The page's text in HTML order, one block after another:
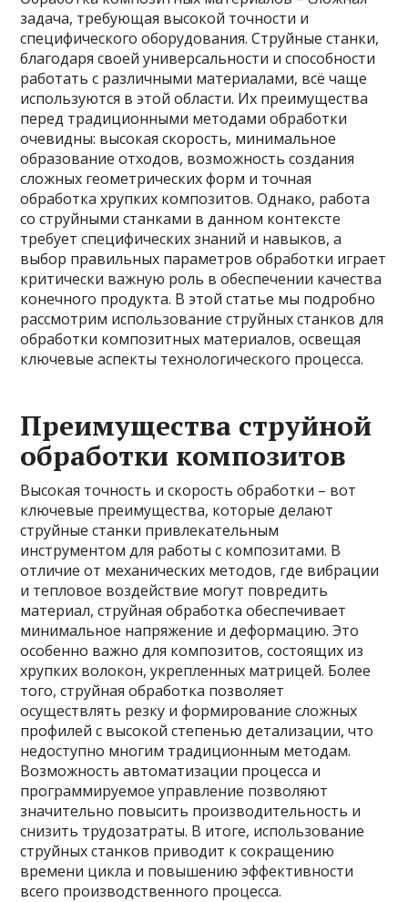
задача, требующая высокой точности и
специфического оборудования. Струйные станки,
благодаря своей универсальности и способности
работать с различными материалами, всё чаще
используются в этой области. Их преимущества
перед традиционными методами обработки
очевидны: высокая скорость, минимальное
образование отходов, возможность создания
сложных геометрических форм и точная
обработка хрупких композитов. Однако, работа
со струйными станками в данном контексте
требует специфических знаний и навыков, а
выбор правильных параметров обработки играет
критически важную роль в обеспечении качества
конечного продукта. В этой статье мы подробно
рассмотрим использование струйных станков для
обработки композитных материалов, освещая
ключевые аспекты технологического процесса.
Преимущества струйной
обработки композитов
Высокая точность и скорость обработки – вот
ключевые преимущества, которые делают
струйные станки привлекательным
инструментом для работы с композитами. В
отличие от механических методов, где вибрации
и тепловое воздействие могут повредить
материал, струйная обработка обеспечивает
минимальное напряжение и деформацию. Это
особенно важно для композитов, состоящих из
хрупких волокон, укрепленных матрицей. Более
того, струйная обработка позволяет
осуществлять резку и формирование сложных
профилей с высокой степенью детализации, что
недоступно многим традиционным методам.
Возможность автоматизации процесса и
программируемое управление позволяют
значительно повысить производительность и
снизить трудозатраты. В итоге, использование
струйных станков приводит к сокращению
времени цикла и повышению эффективности
всего производственного процесса.